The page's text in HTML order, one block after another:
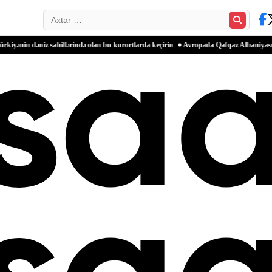
Search…
olan bu kurortlarda keçirin Avropada Qafqaz Albaniyasının tarixinə